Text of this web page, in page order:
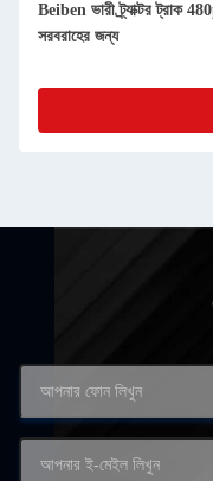
Beiben ভারী ট্র্যাক্টর ট্রাক
সরবরাহের জন্য